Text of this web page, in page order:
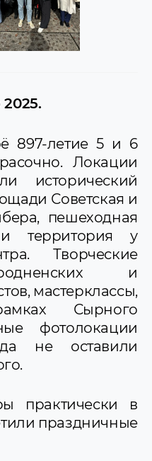
897-летие 5 и 6
Локации
исторический
Советская и
пешеходная
территория у
Творческие
и
мастерклассы,
Сырного
фотолокации
не оставили
практически в
праздничные